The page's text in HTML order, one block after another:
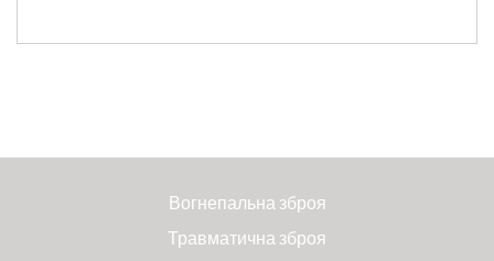
Вогнепальна зброя
Травматична зброя